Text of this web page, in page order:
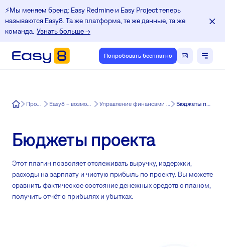
⚡️Мы меняем бренд: Easy Redmine и Easy Project теперь
называются Easy8. Та же платформа, те же данные, та же
команда. Узнать больше →
Попробовать бесплатно
Easy8 Продукт Easy8 – возможности Управление финансами для Easy8 Бюджеты проекта
Бюджеты проекта
Этот плагин позволяет отслеживать выручку, издержки,
расходы на зарплату и чистую прибыль по проекту. Вы можете
сравнить фактическое состояние денежных средств с планом,
получить отчёт о прибылях и убытках.